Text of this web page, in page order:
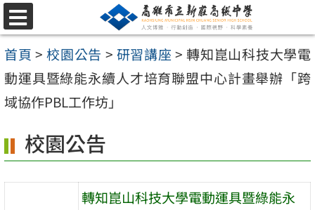
跳
至
主
要
內
區
選
單
首頁 > 校園公告 > 研習講座 > 轉知崑山科技大學電
動運具暨綠能永續人才培育聯盟中心計畫舉辦「跨
域協作PBL工作坊」
校園公告
轉知崑山科技大學電動運具暨綠能永